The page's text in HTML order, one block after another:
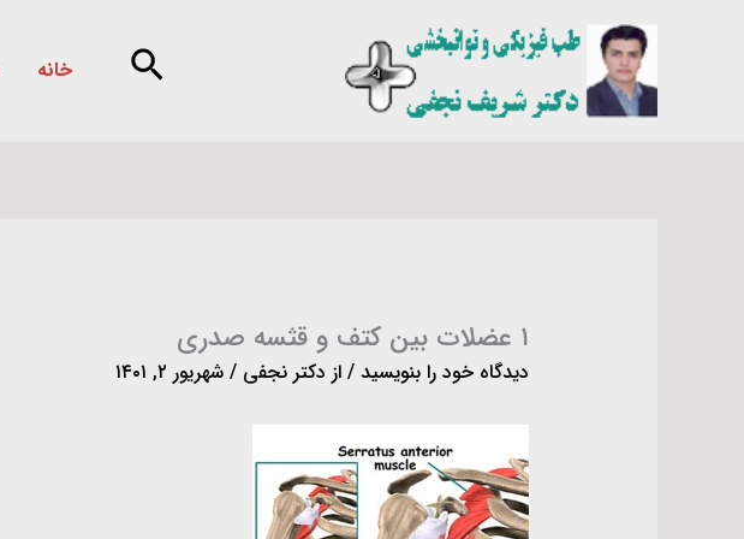
خانه
۱ عضلات بین کتف و قثسه صدری
دیدگاه‌ خود را بنویسید / از دکتر نجفی / شهریور ۲, ۱۴۰۱